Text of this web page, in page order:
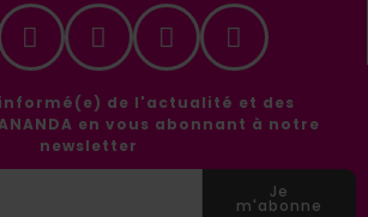
de l'actualité et des
en vous abonnant à notre
newsletter
Je
m'abonne